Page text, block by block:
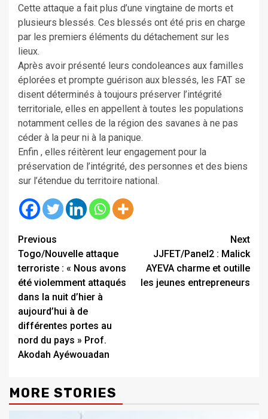
Cette attaque a fait plus d’une vingtaine de morts et
plusieurs blessés. Ces blessés ont été pris en charge
par les premiers éléments du détachement sur les
lieux.
Après avoir présenté leurs condoleances aux familles
éplorées et prompte guérison aux blessés, les FAT se
disent déterminés à toujours préserver l’intégrité
territoriale, elles en appellent à toutes les populations
notamment celles de la région des savanes à ne pas
céder à la peur ni à la panique.
Enfin , elles réitèrent leur engagement pour la
préservation de l’intégrité, des personnes et des biens
sur l’étendue du territoire national.
Continue
Reading
Previous
Togo/Nouvelle attaque
terroriste : « Nous avons
été violemment attaqués
dans la nuit d’hier à
aujourd’hui à de
différentes portes au
nord du pays » Prof.
Akodah Ayéwouadan
Next
JJFET/Panel2 : Malick
AYEVA charme et outille
les jeunes entrepreneurs
MORE STORIES